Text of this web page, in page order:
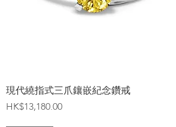
現代繞指式三爪鑲嵌紀念鑽戒
價格
HK$13,180.00